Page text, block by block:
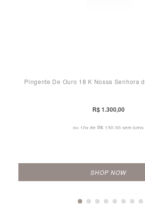
Pingente De Ouro 18 K Nossa Senhora
R$ 1.300,00
ou 10x de R$ 130,00 sem juros
SHOP NOW